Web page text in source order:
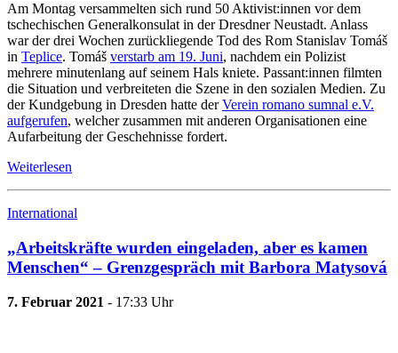
Am Montag versammelten sich rund 50 Aktivist:innen vor dem
tschechischen Generalkonsulat in der Dresdner Neustadt. Anlass
war der drei Wochen zurückliegende Tod des Rom Stanislav Tomáš
in Teplice. Tomáš verstarb am 19. Juni, nachdem ein Polizist
mehrere minutenlang auf seinem Hals kniete. Passant:innen filmten
die Situation und verbreiteten die Szene in den sozialen Medien. Zu
der Kundgebung in Dresden hatte derVerein romano sumnal e.V.
aufgerufen, welcher zusammen mit anderen Organisationen eine
Aufarbeitung der Geschehnisse fordert.
Weiterlesen
International
„Arbeitskräfte wurden eingeladen, aber es kamen
Menschen“ – Grenzgespräch mit Barbora Matysová
7. Februar 2021 - 17:33 Uhr